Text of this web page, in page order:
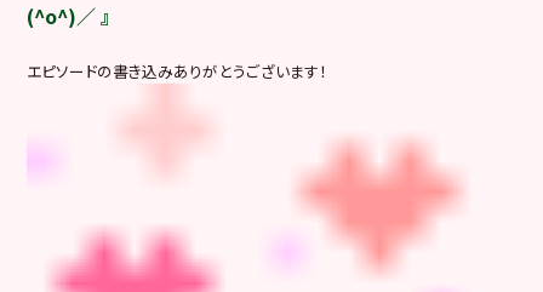
(^o^)／ 』
エピソードの書き込みありがとうございます！